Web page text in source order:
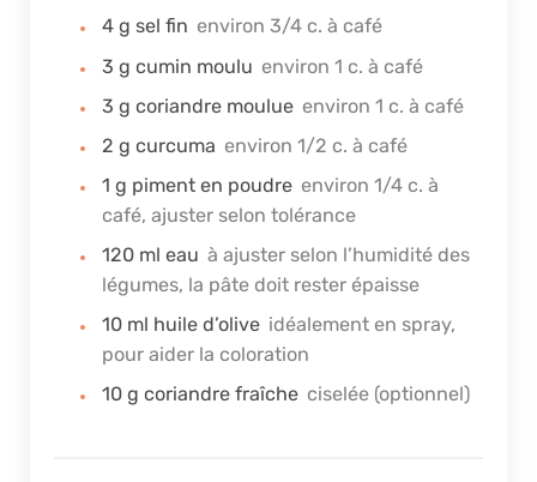
4 g sel fin environ 3/4 c. à café
3 g cumin moulu environ 1 c. à café
3 g coriandre moulue environ 1 c. à café
2 g curcuma environ 1/2 c. à café
1 g piment en poudre environ 1/4 c. à
café, ajuster selon tolérance
120 ml eau à ajuster selon l’humidité des
légumes, la pâte doit rester épaisse
10 ml huile d’olive idéalement en spray,
pour aider la coloration
10 g coriandre fraîche ciselée (optionnel)